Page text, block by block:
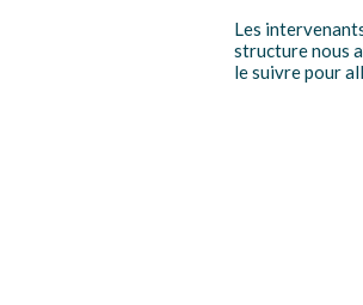
Les
structure nous
le suivre pour